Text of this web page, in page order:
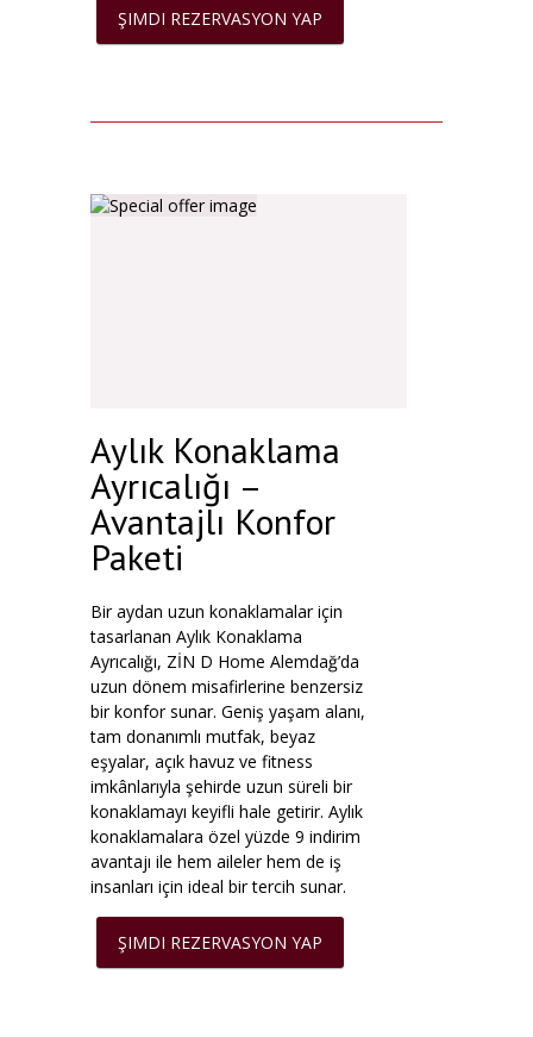
ŞIMDI REZERVASYON YAP
Aylık Konaklama
Ayrıcalığı –
Avantajlı Konfor
Paketi
Bir aydan uzun konaklamalar için
tasarlanan Aylık Konaklama
Ayrıcalığı, ZİN D Home Alemdağ’da
uzun dönem misafirlerine benzersiz
bir konfor sunar. Geniş yaşam alanı,
tam donanımlı mutfak, beyaz
eşyalar, açık havuz ve fitness
imkânlarıyla şehirde uzun süreli bir
konaklamayı keyifli hale getirir. Aylık
konaklamalara özel yüzde 9 indirim
avantajı ile hem aileler hem de iş
insanları için ideal bir tercih sunar.
ŞIMDI REZERVASYON YAP